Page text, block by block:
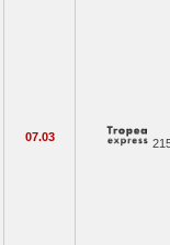
07.03